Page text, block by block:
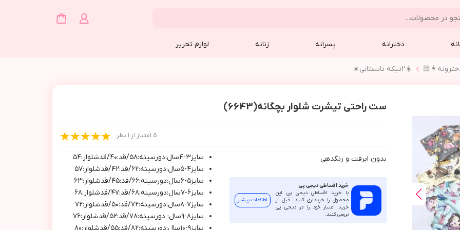
دخترانه پسرانه زنانه لوازم تحریر
☀️٢تيكه تابستاني☀️
ست راحتی تیشرت شلوار بچگانه(6643)
5 امتیاز از 1 نظر
بدون ابرفت و رنگدهي
خرید اقساطی دیجی پی
با خرید اقساطی دیجی پی این
محصول را خریداری کنید. قبل از
خرید اعتبار خود را در دیجی پی
بررسی کنید.
اطلاعات بیشتر
سايز٣-٤سال:دورسينه:٥٨/قد:٤٠/قدشلوار:٥٤
سايز٤-٥سال:دورسينه:٦٢/قد:٤٢/قدشلوار:٥٧
سايز٥-٦سال:دورسينه:٦٦/قد:٤٥/قدشلوار:٦٣
سايز٦-٧سال:دورسينه:٦٨/قد:٤٧/قدشلوار:٦٨
سايز٧-٨سال:دورسينه:٧٢/قد:٥٠/قدشلوار:٧٢
سايز٨-٩سال: دورسينه:٧٨/قد:٥٢/قدشلوار:٧٦